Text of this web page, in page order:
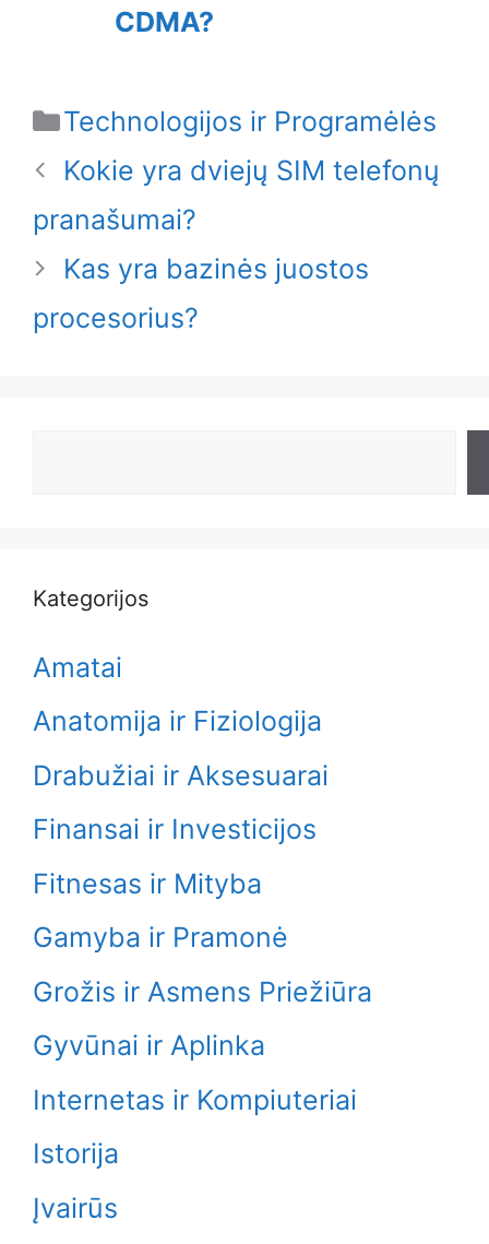
CDMA?
Categories
Technologijos ir Programėlės
Kokie yra dviejų SIM telefonų
pranašumai?
Kas yra bazinės juostos
procesorius?
Kategorijos
Amatai
Anatomija ir Fiziologija
Drabužiai ir Aksesuarai
Finansai ir Investicijos
Fitnesas ir Mityba
Gamyba ir Pramonė
Grožis ir Asmens Priežiūra
Gyvūnai ir Aplinka
Internetas ir Kompiuteriai
Istorija
Įvairūs